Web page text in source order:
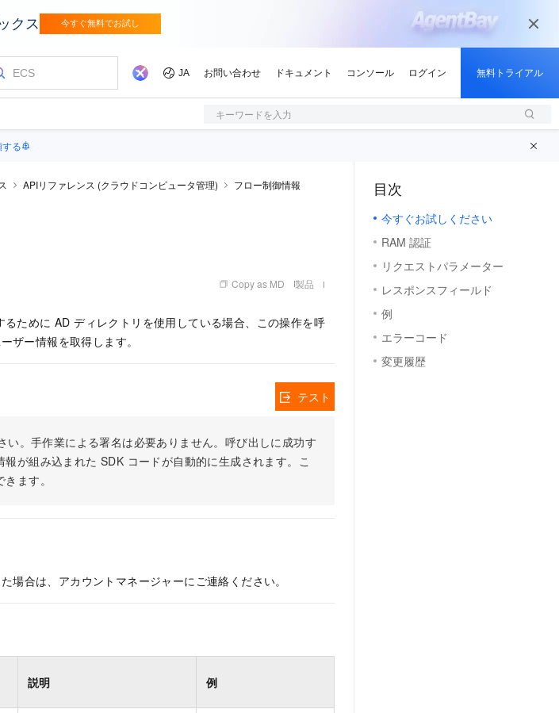
キーワードを入力
る
APIリファレンス (クラウドコンピュータ管理)
フロー制御情報
Copy as MD 製品
ために AD ディレクトリを使用している場合、この操作を呼
ザー情報を取得します。
。手作業による署名は必要ありません。呼び出しに成功す
が組み込まれた SDK コードが自動的に生成されます。こ
ます。
テスト
場合は、アカウントマネージャーにご連絡ください。
説明 例
目次
今すぐお試しください
RAM 認証
リクエストパラメーター
レスポンスフィールド
例
エラーコード
変更履歴